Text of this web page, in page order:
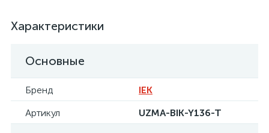
Характеристики
Основные
Бренд
IEK
Артикул
UZMA-BIK-Y136-T